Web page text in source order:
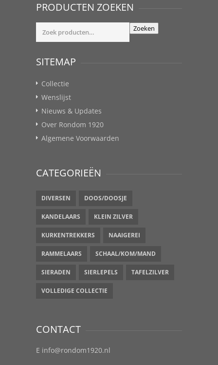
PRODUCTEN ZOEKEN
Zoeken
Zoeken
SITEMAP
Collectie
Wenslijst
Nieuws & Updates
Over Rondom 1920
Algemene Voorwaarden
CATEGORIEËN
DIVERSEN DOOS/DOOSJE
KANDELAARS KLEIN ZILVER
KURKENTREKKERS NAAIGEREI
RAMMELAARS SCHAAL/KOM/MAND
SIERADEN SIERLEPELS TAFELZILVER
VOLLEDIGE COLLECTIE
CONTACT
E info@rondom1920.nl